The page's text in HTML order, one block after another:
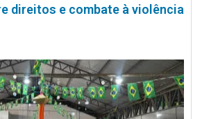
direitos e combate à violência